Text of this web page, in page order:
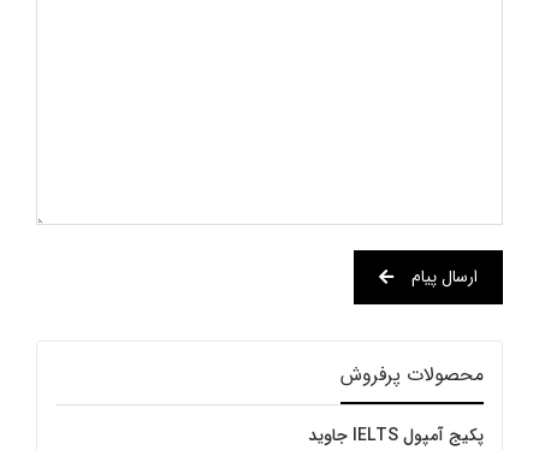
ارسال پیام
محصولات پرفروش
پکیج آمپول IELTS جاوید